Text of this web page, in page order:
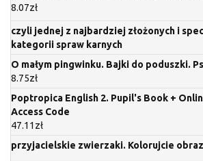
8.07zł
czyli jednej z najbardziej złożonych i
kategorii spraw karnych
O małym pingwinku. Bajki do poduszki.
8.75zł
Poptropica English 2. Pupil's Book +
Access Code
47.11 zł
przyjacielskie zwierzaki. Kolorujcie